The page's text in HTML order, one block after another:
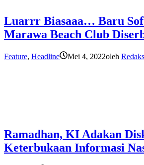
Luarrr Biasaaa… Baru
Marawa Beach Club
Feature, Headline Mei 4, 2022oleh
Ramadhan, KI Adakan
Keterbukaan Informasi